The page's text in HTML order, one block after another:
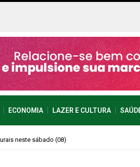
ECONOMIA LAZER E CULTURA
imprevisível